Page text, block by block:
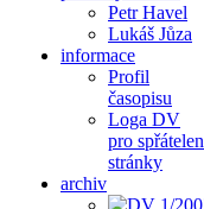
Petr Havel
Lukáš Jůza
informace
Profil
časopisu
Loga DV
pro
stránky
archiv